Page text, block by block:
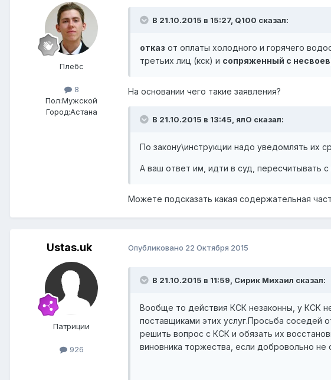
Плебс
8
Пол:Мужской
Город:Астана
В 21.10.2015 в 15:27, Q100 сказал:
отказ от оплаты холодного и горячего
третьих лиц (кск) и сопряженный с
На основании чего такие заявления?
В 21.10.2015 в 13:45, ялО сказал:
По закону\инструкции надо уведомлять их
А ваш ответ им, идти в суд, пересчитывать
Можете подсказать какая содержательная
Ustas.uk
Патриции
926
Опубликовано 22 Октября 2015
В 21.10.2015 в 11:59, Сирик Михаил сказал:
Вообще то действия КСК незаконны, у КСК
поставщиками этих услуг.Просьба соседей
решить вопрос с КСК и обязать их
виновника торжества, если добровольно не